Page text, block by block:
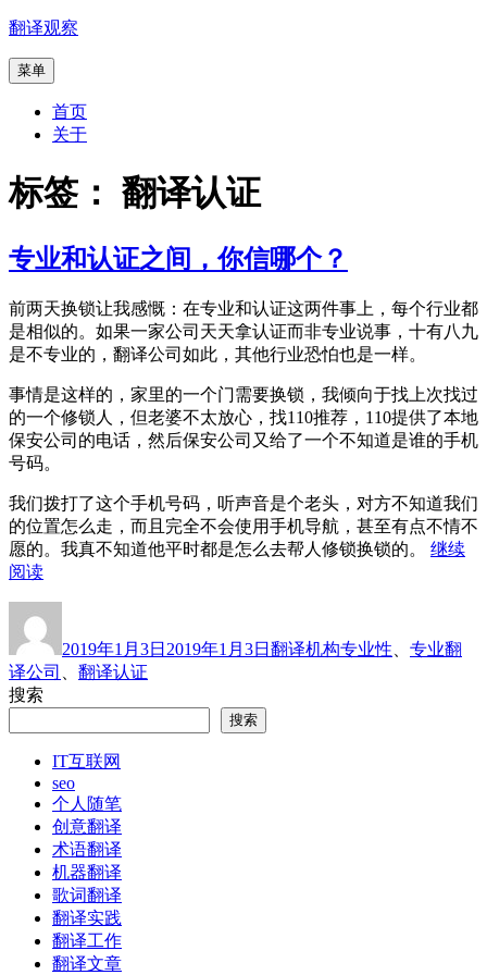
跳
内
翻译观察
菜单
首页
关于
标签： 翻译认证
专业和认证之间，你信哪个？
前两天换锁让我感慨：在专业和认证这两件事上，每个行业都
是相似的。如果一家公司天天拿认证而非专业说事，十有八九
是不专业的，翻译公司如此，其他行业恐怕也是一样。
事情是这样的，家里的一个门需要换锁，我倾向于找上次找过
的一个修锁人，但老婆不太放心，找110推荐，110提供了本地
保安公司的电话，然后保安公司又给了一个不知道是谁的手机
号码。
我们拨打了这个手机号码，听声音是个老头，对方不知道我们
的位置怎么走，而且完全不会使用手机导航，甚至有点不情不
愿的。我真不知道他平时都是怎么去帮人修锁换锁的。 继续
阅读“专
和
认
证
之
间，
你
信
哪
个？”
于
2019年1月3日 2019年1月3日 翻译机构专业性
专业翻
译公司
翻译认证
搜索
搜索
IT互联网
seo
个人随笔
创意翻译
术语翻译
机器翻译
歌词翻译
翻译实践
翻译工作
翻译文章